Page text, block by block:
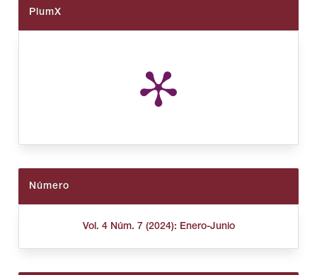
PlumX
Número
Vol. 4 Núm. 7 (2024): Enero-Junio